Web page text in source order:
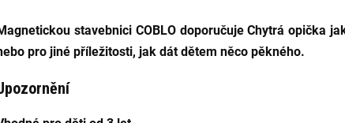
stavebnici COBLO doporučuje Chytrá opička
pro jiné příležitosti, jak dát dětem něco pěkného.